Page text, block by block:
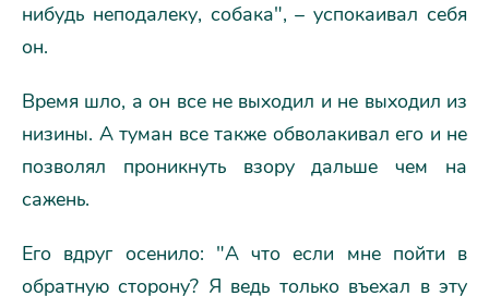
нибудь неподалеку, собака", – успокаивал себя
он.
Время шло, а он все не выходил и не выходил из
низины. А туман все также обволакивал его и не
позволял проникнуть взору дальше чем на
сажень.
Его вдруг осенило: "А что если мне пойти в
обратную сторону? Я ведь только въехал в эту